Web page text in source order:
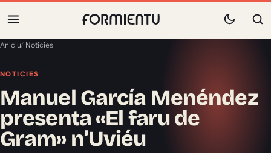
Aniciu/ Noticies
NOTICIES
Manuel García Menéndez
presenta «El faru de
Gram» n’Uviéu